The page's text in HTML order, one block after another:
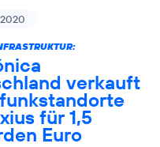
verkauft
für 1,5
Euro